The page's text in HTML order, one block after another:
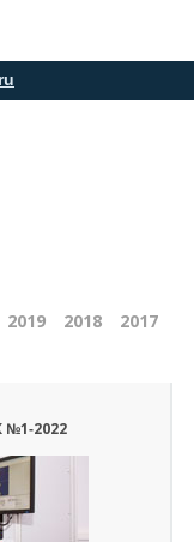
2019 2018 2017